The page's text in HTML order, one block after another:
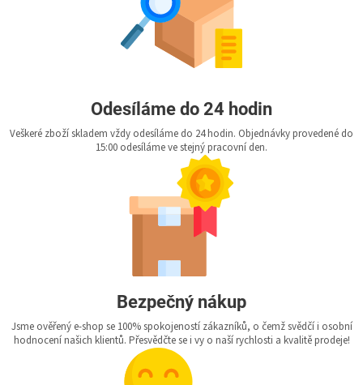
Odesíláme do 24 hodin
Veškeré zboží skladem vždy odesíláme do 24 hodin. Objednávky provedené do
15:00 odesíláme ve stejný pracovní den.
Bezpečný nákup
Jsme ověřený e-shop se 100% spokojeností zákazníků, o čemž svědčí i osobní
hodnocení našich klientů. Přesvědčte se i vy o naší rychlosti a kvalitě prodeje!